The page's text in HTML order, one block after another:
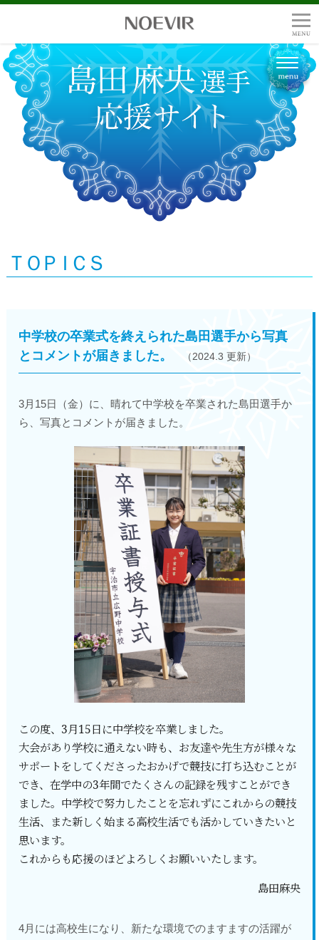
ＴＯ ＰＩ ＣＳ
中学校の卒業式を終えられた島田選手から写真
とコメントが届きました。
（2024.3 更新）
3月15日（金）に、晴れて中学校を卒業された島田選手か
ら、写真とコメントが届きました。
この度、3月15日に中学校を卒業しました。
大会があり学校に通えない時も、お友達や先生方が様々な
サポートをしてくださったおかげで競技に打ち込むことが
でき、在学中の3年間でたくさんの記録を残すことができ
ました。中学校で努力したことを忘れずにこれからの競技
生活、また新しく始まる高校生活でも活かしていきたいと
思います。
これからも応援のほどよろしくお願いいたします。
島田麻央
4月には高校生になり、新たな環境でのますますの活躍が